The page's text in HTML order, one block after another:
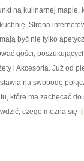
na kulinarnej mapie,
Strona
być nie tylko
gości,
i Akcesoria. Już od
na swobodę
które ma zachęcać
czego można się